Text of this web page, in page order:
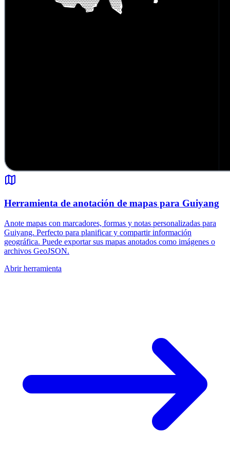
Herramienta de anotación de mapas para Guiyang
Anote mapas con marcadores, formas y notas personalizadas para
Guiyang. Perfecto para planificar y compartir información
geográfica. Puede exportar sus mapas anotados como imágenes o
archivos GeoJSON.
Abrir herramienta